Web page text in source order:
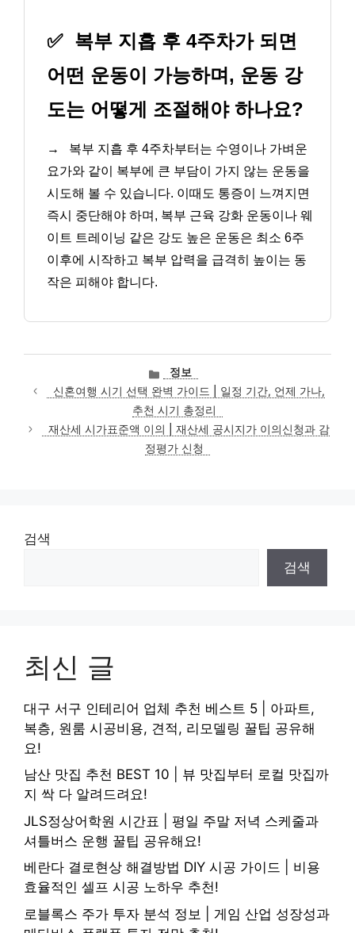
✅ 복부 지흡 후 4주차가 되면
어떤 운동이 가능하며, 운동 강
도는 어떻게 조절해야 하나요?
→
복부 지흡 후 4주차부터는 수영이나 가벼운
요가와 같이 복부에 큰 부담이 가지 않는 운동을
시도해 볼 수 있습니다. 이때도 통증이 느껴지면
즉시 중단해야 하며, 복부 근육 강화 운동이나 웨
이트 트레이닝 같은 강도 높은 운동은 최소 6주
이후에 시작하고 복부 압력을 급격히 높이는 동
작은 피해야 합니다.
카
테
고
리
정보
신혼여행 시기 선택 완벽 가이드 | 일정 기간, 언제 가나,
추천 시기 총정리
재산세 시가표준액 이의 | 재산세 공시지가 이의신청과 감
정평가 신청
검색
검색
최신 글
대구 서구 인테리어 업체 추천 베스트 5 | 아파트,
복층, 원룸 시공비용, 견적, 리모델링 꿀팁 공유해
요!
남산 맛집 추천 BEST 10 | 뷰 맛집부터 로컬 맛집까
지 싹 다 알려드려요!
JLS정상어학원 시간표 | 평일 주말 저녁 스케줄과
셔틀버스 운행 꿀팁 공유해요!
베란다 결로현상 해결방법 DIY 시공 가이드 | 비용
효율적인 셀프 시공 노하우 추천!
로블록스 주가 투자 분석 정보 | 게임 산업 성장성과